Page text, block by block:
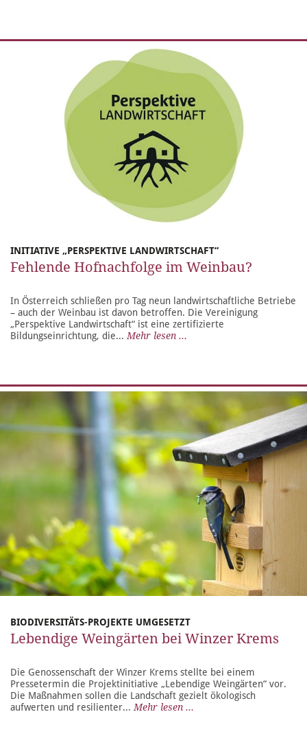
INITIATIVE „PERSPEKTIVE LANDWIRTSCHAFT“
Fehlende Hofnachfolge im Weinbau?
In Österreich schließen pro Tag neun landwirtschaftliche Betriebe
– auch der Weinbau ist davon betroffen. Die Vereinigung
„Perspektive Landwirtschaft“ ist eine zertifizierte
Bildungseinrichtung, die... Mehr lesen ...
BIODIVERSITÄTS-PROJEKTE UMGESETZT
Lebendige Weingärten bei Winzer Krems
Die Genossenschaft der Winzer Krems stellte bei einem
Pressetermin die Projektinitiative „Lebendige Weingärten“ vor.
Die Maßnahmen sollen die Landschaft gezielt ökologisch
aufwerten und resilienter...Mehr lesen ...